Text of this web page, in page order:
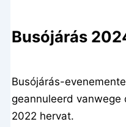
Busójárás
Busójárás-
geannuleerd vanwege
2022 hervat.